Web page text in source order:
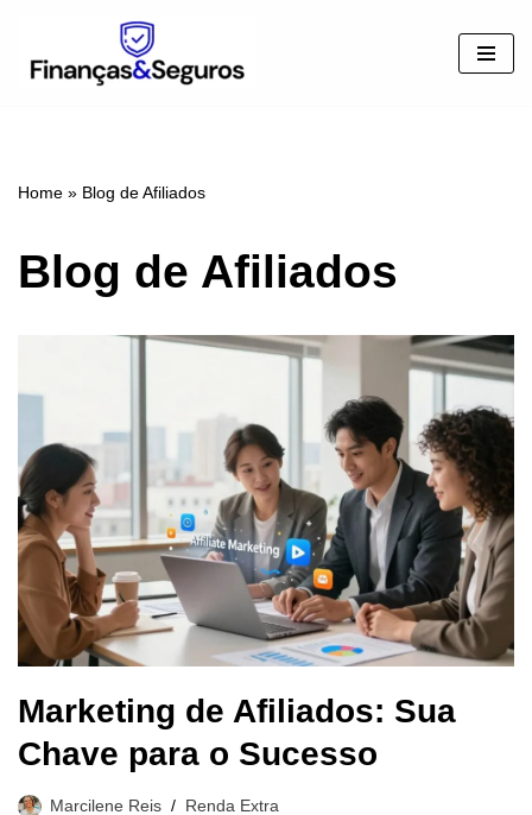
Pular
Home » Blog de Afiliados
Blog de Afiliados
Marketing de Afiliados: Sua
Chave para o Sucesso
Marcilene Reis Renda Extra